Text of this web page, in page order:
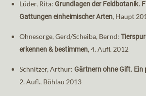
Lüder, Rita: Grundlagen der Feldbotanik.
Gattungen einheimischer Arten, Haupt
Ohnesorge, Gerd/Scheiba, Bernd:
erkennen & bestimmen, 4. Aufl. 2012
Schnitzer, Arthur: Gärtnern ohne Gift.
2. Aufl., Böhlau 2013